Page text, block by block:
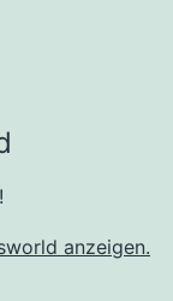
anzeigen.